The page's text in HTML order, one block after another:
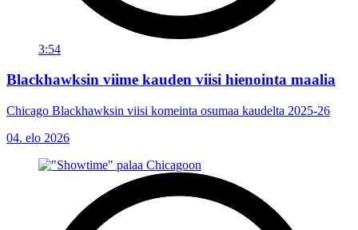
3:54
Blackhawksin viime kauden viisi hienointa maalia
Chicago Blackhawksin viisi komeinta osumaa kaudelta 2025-26
04. elo 2026